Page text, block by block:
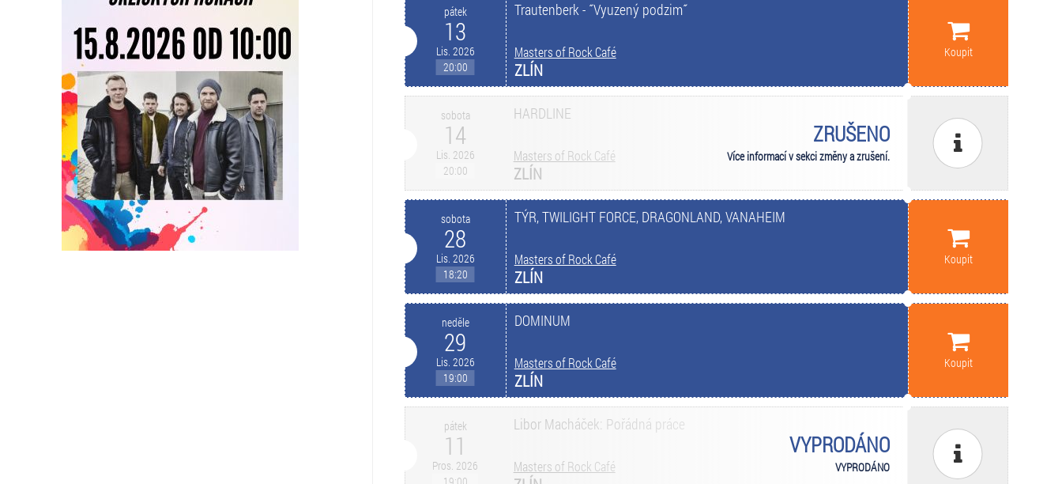
pátek
13
Lis. 2026
20:00
Trautenberk - ˝Vyuzený podzim˝
Masters of Rock Café
ZLÍN
Koupit
sobota
14
Lis. 2026
20:00
ZRUŠENO
Více informací v sekci změny a zrušení.
HARDLINE
Masters of Rock Café
ZLÍN
sobota
28
Lis. 2026
18:20
TÝR, TWILIGHT FORCE, DRAGONLAND, VANAHEIM
Masters of Rock Café
ZLÍN
Koupit
neděle
29
Lis. 2026
19:00
DOMINUM
Masters of Rock Café
ZLÍN
Koupit
pátek
11
Pros. 2026
VYPRODÁNO
VYPRODÁNO
Libor Macháček: Pořádná práce
Masters of Rock Café